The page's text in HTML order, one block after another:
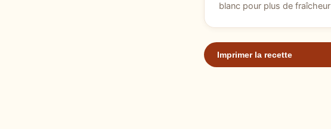
blanc pour plus de fraîcheur
Imprimer la recette